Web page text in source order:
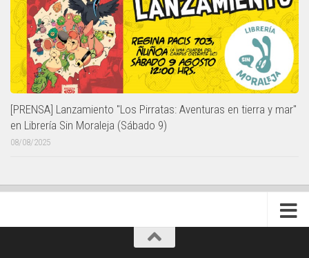
[PRENSA] Lanzamiento "Los Pirratas: Aventuras en tierra y mar"
en Librería Sin Moraleja (Sábado 9)
08/08/2025